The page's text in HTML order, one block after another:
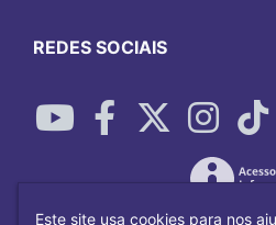
REDES SOCIAIS
Este site usa cookies para nos